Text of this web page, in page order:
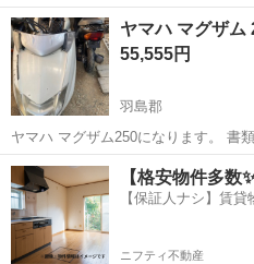
スペア1本になります) キャブ車です
ーホールでエンジンかかる程度だと
ースです。 ハンドルグ...
岐阜 羽島郡 レスト
ヤマハ マグザム
55,555円
羽島郡
ヤマハ マグザム250になります。 書
ります。 現在不動ですがおそらく イ
と思います。 あくまでもレストアベ
在確認でお願い...
岐阜 羽島郡 ヤマハ マグザ
【格安物件多数
【保証人ナシ】賃貸
ニフティ不動産